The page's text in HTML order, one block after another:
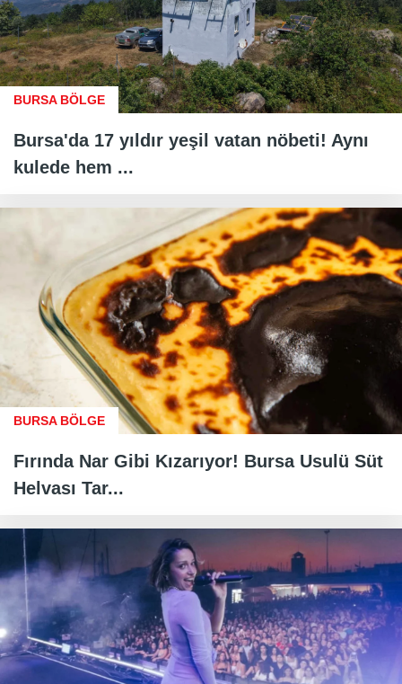
BURSA BÖLGE
Bursa'da 17 yıldır yeşil vatan nöbeti! Aynı
kulede hem ...
BURSA BÖLGE
Fırında Nar Gibi Kızarıyor! Bursa Usulü Süt
Helvası Tar...